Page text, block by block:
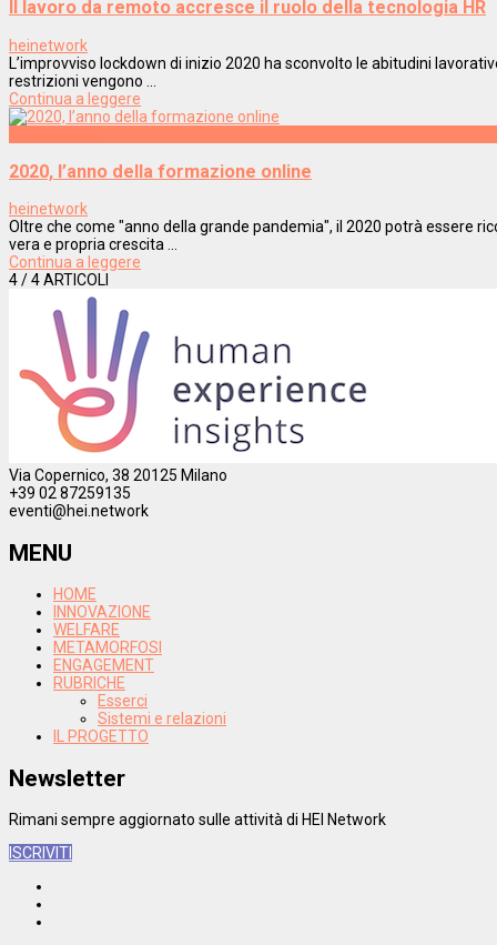
Il lavoro da remoto accresce il ruolo della tecnologia HR
heinetwork
L’improvviso lockdown di inizio 2020 ha sconvolto le abitudini
restrizioni vengono ...
Continua a leggere
2020, l’anno della formazione online
heinetwork
Oltre che come "anno della grande pandemia", il 2020 potrà essere
vera e propria crescita ...
Continua a leggere
4/ 4 ARTICOLI
Via Copernico, 38 20125 Milano
+39 02 87259135
eventi@hei.network
MENU
HOME
INNOVAZIONE
WELFARE
METAMORFOSI
ENGAGEMENT
RUBRICHE
Esserci
Sistemi e relazioni
IL PROGETTO
Newsletter
Rimani sempre aggiornato sulle attività di HEI Network
ISCRIVITI